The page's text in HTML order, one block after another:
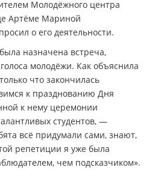
Молодёжного центра
Артёме Мариной
о его деятельности.
назначена встреча,
молодёжи. Как объяснила
что закончилась
к празднованию Дня
к нему церемонии
студентов, —
всё придумали сами, знают,
репетиции я уже была
чем подсказчиком».